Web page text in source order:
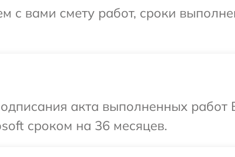
с вами смету работ, сроки
акта выполненных
сроком на 36 месяцев.